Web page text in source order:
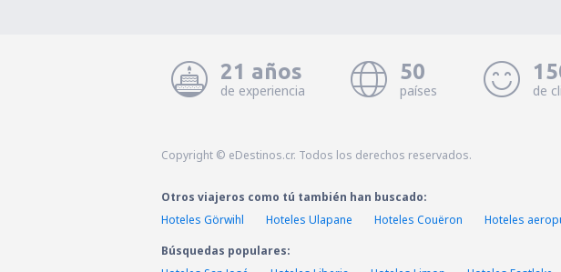
21 años
de experiencia
50
países de
Copyright © eDestinos.cr. Todos los derechos reservados.
Otros viajeros como tú también han buscado:
Hoteles Görwihl
Hoteles Ulapane Hoteles Couëron Hoteles
Búsquedas populares: